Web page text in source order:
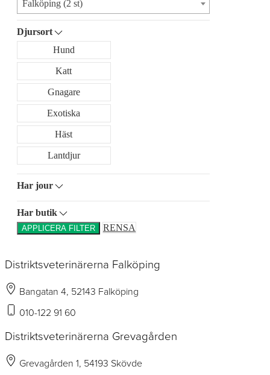
Falköping (2 st)
Djursort
Hund
Katt
Gnagare
Exotiska
Häst
Lantdjur
Har jour
Har butik
APPLICERA FILTER RENSA
Distriktsveterinärerna Falköping
Bangatan 4, 52143 Falköping
010-122 91 60
Distriktsveterinärerna Grevagården
Grevagården 1, 54193 Skövde